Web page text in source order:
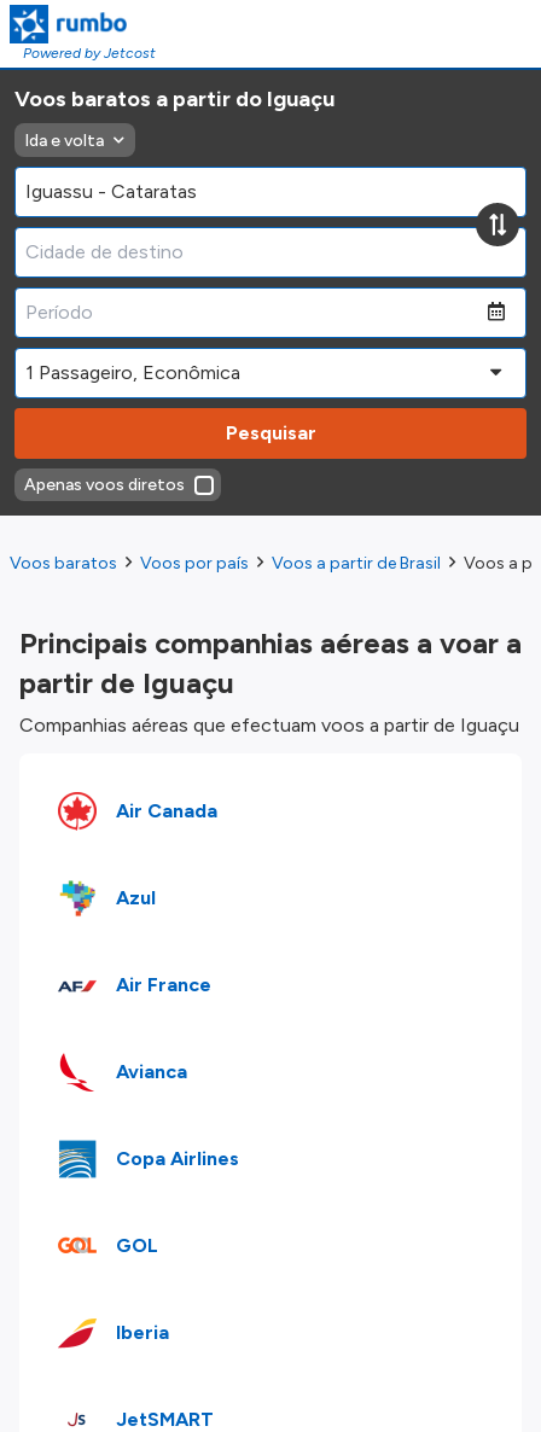
Powered by Jetcost
Voos baratos a partir do Iguaçu
Ida e volta
Pesquisar
Apenas voos diretos
Voos baratos Voos por país Voos a partir de Brasil Voos a
Principais companhias aéreas a voar a
partir de Iguaçu
Companhias aéreas que efectuam voos a partir de Iguaçu
Air Canada
Azul
Air France
Avianca
Copa Airlines
GOL
Iberia
JetSMART